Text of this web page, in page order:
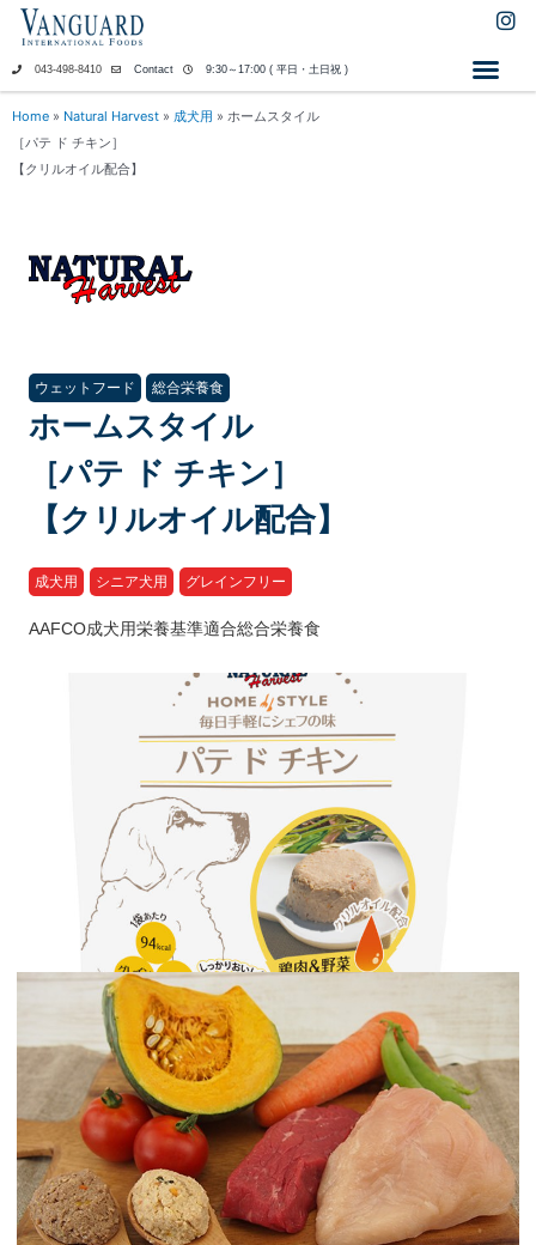
ス
キ
I
043-498-8410 Contact 9:30～17:00 ( 平日・土日祝 )
Home » Natural Harvest » 成犬用 » ホームスタイル
［パテ ド チキン］
【クリルオイル配合】
ウェットフード 総合栄養食
ホームスタイル
［パテ ド チキン］
【クリルオイル配合】
成犬用 シニア犬用 グレインフリー
AAFCO成犬用栄養基準適合総合栄養食